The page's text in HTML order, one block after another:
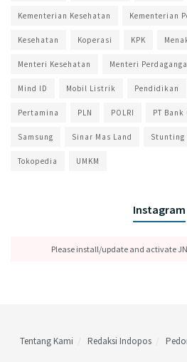
Kementerian Kesehatan Kementerian
Kesehatan Koperasi KPK
Menteri Kesehatan Menteri
Mind ID Mobil Listrik Pendidikan
Pertamina PLN POLRI PT
Samsung Sinar Mas Land Stunting
Tokopedia UMKM
Instagram
Please install/update and activate
Tentang Kami Redaksi Indopos